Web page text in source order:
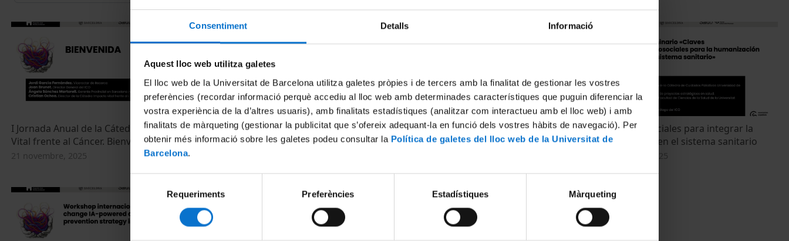
Consentiment Detalls Informació
Aquest lloc web utilitza galetes
El lloc web de la Universitat de Barcelona utilitza galetes pròpies i de tercers amb la finalitat de gestionar les vostres
preferències (recordar informació perquè accediu al lloc web amb determinades característiques que puguin diferenciar la
vostra experiència de la d’altres usuaris), amb finalitats estadístiques (analitzar com interactueu amb el lloc web) i amb
finalitats de màrqueting (gestionar la publicitat que s’ofereix adequant-la en funció dels vostres hàbits de navegació). Per
obtenir més informació sobre les galetes podeu consultar la Política de galetes del lloc web de la Universitat de
Barcelona.
consentiment
Requeriments Preferències Estadístiques Màrqueting
I Jornada Anual de la Cátedra Impacto
Vital frente al Cáncer. Bienvenida
21 novembre, 2025
La persona y el cuidado del profesional:
Lo diferente y lo común en el debate
Valor humano: Impacto vital frente al
cáncer desde la Psicooncología
Claves psicosociales para integrar la
humanización en el sistema sanitario